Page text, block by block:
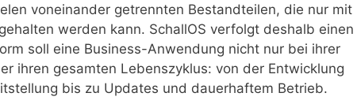
voneinander getrennten Bestandteilen, die nur mit
werden kann. SchallOS verfolgt deshalb einen
soll eine Business-Anwendung nicht nur bei ihrer
ihren gesamten Lebenszyklus: von der Entwicklung
bis zu Updates und dauerhaftem Betrieb.